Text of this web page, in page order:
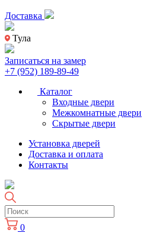
Доставка
Тула
Записаться на замер
+7 (952) 189-89-49
Каталог
Входные двери
Межкомнатные двери
Скрытые двери
Установка дверей
Доставка и оплата
Контакты
0